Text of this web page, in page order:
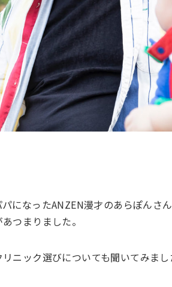
になったANZEN漫才のあらぽんさん
つまりました。
ニック選びについても聞いてみま